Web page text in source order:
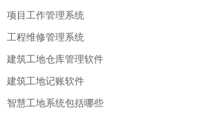
项目工作管理系统
工程维修管理系统
建筑工地仓库管理软件
建筑工地记账软件
智慧工地系统包括哪些